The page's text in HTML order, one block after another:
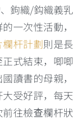
鉤織/鈎織義乳
一次性活動，
杆計劃則是長
式結束，唧唧
讀書的母親，
受好評，每天
往檢查欄杆狀